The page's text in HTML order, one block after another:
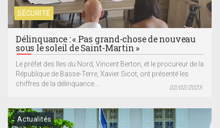
SÉCURITÉ
Délinquance : « Pas grand-chose de nouveau
sous le soleil de Saint-Martin »
Le préfet des Iles du Nord, Vincent Berton, et le procureur de la
République de Basse-Terre, Xavier Sicot, ont présenté les
chiffres de la délinquance...
02/02/2023
Actualités